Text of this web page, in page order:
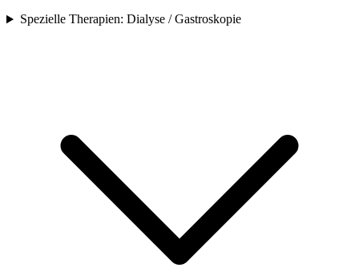
Spezielle Therapien: Dialyse / Gastroskopie